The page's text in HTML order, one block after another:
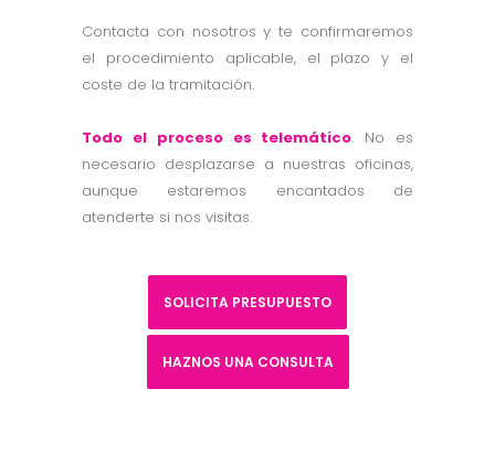
Contacta con nosotros y te confirmaremos
el procedimiento aplicable, el plazo y el
coste de la tramitación.
Todo el proceso es telemático. No es
necesario desplazarse a nuestras oficinas,
aunque estaremos encantados de
atenderte si nos visitas.
SOLICITA PRESUPUESTO
HAZNOS UNA CONSULTA